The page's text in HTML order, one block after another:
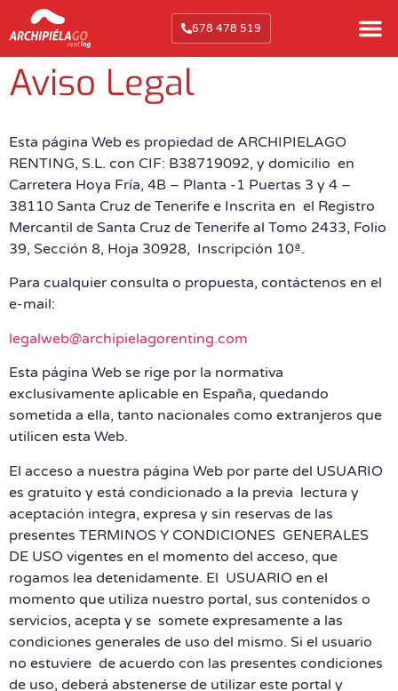
678 478 519
Aviso Legal
Esta página Web es propiedad de ARCHIPIELAGO
RENTING, S.L. con CIF: B38719092, y domicilio en
Carretera Hoya Fría, 4B – Planta -1 Puertas 3 y 4 –
38110 Santa Cruz de Tenerife e Inscrita en el Registro
Mercantil de Santa Cruz de Tenerife al Tomo 2433, Folio
39, Sección 8, Hoja 30928, Inscripción 10ª.
Para cualquier consulta o propuesta, contáctenos en el
e-mail:
legalweb@archipielagorenting.com
Esta página Web se rige por la normativa
exclusivamente aplicable en España, quedando
sometida a ella, tanto nacionales como extranjeros que
utilicen esta Web.
El acceso a nuestra página Web por parte del USUARIO
es gratuito y está condicionado a la previa lectura y
aceptación integra, expresa y sin reservas de las
presentes TERMINOS Y CONDICIONES GENERALES
DE USO vigentes en el momento del acceso, que
rogamos lea detenidamente. El USUARIO en el
momento que utiliza nuestro portal, sus contenidos o
servicios, acepta y se somete expresamente a las
condiciones generales de uso del mismo. Si el usuario
no estuviere de acuerdo con las presentes condiciones
de uso, deberá abstenerse de utilizar este portal y